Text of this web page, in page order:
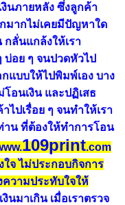
นภายหลัง ซึ่งลูกค้า
มากไม่เคยมีปัญหาใด
ลั่นแกล้งให้เรา
บ่อย ๆ จนปวดหัวไป
แบบให้ไปพิมพ์เอง บาง
อนเงิน และปฏิเสธ
ปเรื่อย ๆ จนทำให้เรา
าน ที่ต้องให้ทำการโอน
109print.com
จ ไม่ประกอบกิจการ
ความประทับใจให้
นมาเกิน เมื่อเราตรวจ